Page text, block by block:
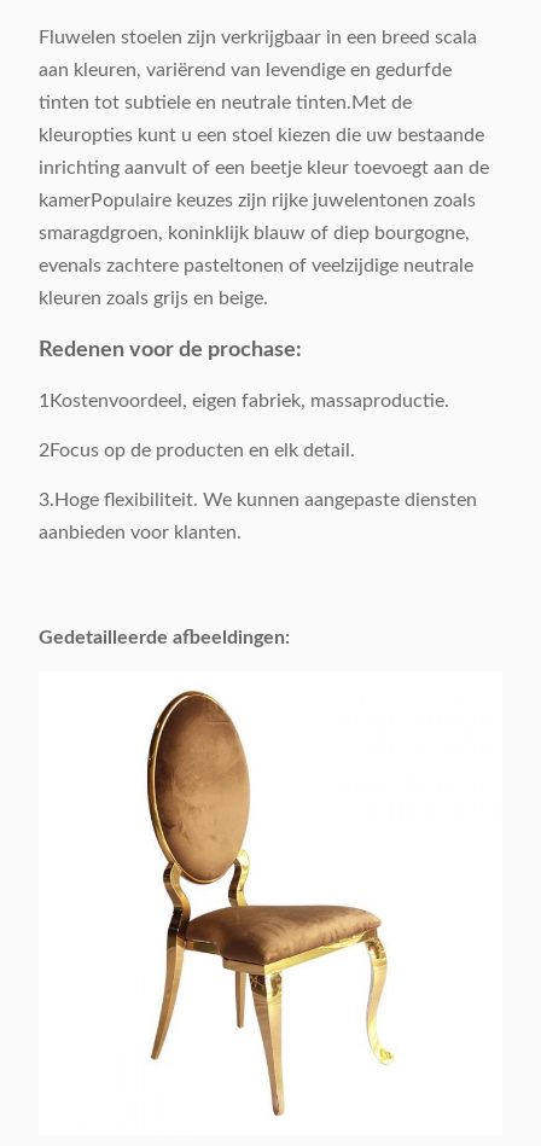
Productgrootte: Als monster
Bruto gewicht: 6 kg / stuk
Oppervlakte
Velvelt
Toepasselijk: Volwassenen
Aanpasbaar:
Fluwelen stoelen zijn verkrijgbaar in een breed scala
aan kleuren, variërend van levendige en gedurfde
tinten tot subtiele en neutrale tinten.Met de
kleuropties kunt u een stoel kiezen die uw bestaande
inrichting aanvult of een beetje kleur toevoegt aan de
kamerPopulaire keuzes zijn rijke juwelentonen zoals
smaragdgroen, koninklijk blauw of diep bourgogne,
evenals zachtere pasteltonen of veelzijdige neutrale
kleuren zoals grijs en beige.
Redenen voor de prochase:
1Kostenvoordeel, eigen fabriek, massaproductie.
2Focus op de producten en elk detail.
3.Hoge flexibiliteit. We kunnen aangepaste diensten
aanbieden voor klanten.
Gedetailleerde afbeeldingen: